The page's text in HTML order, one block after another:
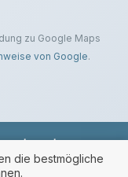
zu Google Maps
von Google.
.
die bestmögliche